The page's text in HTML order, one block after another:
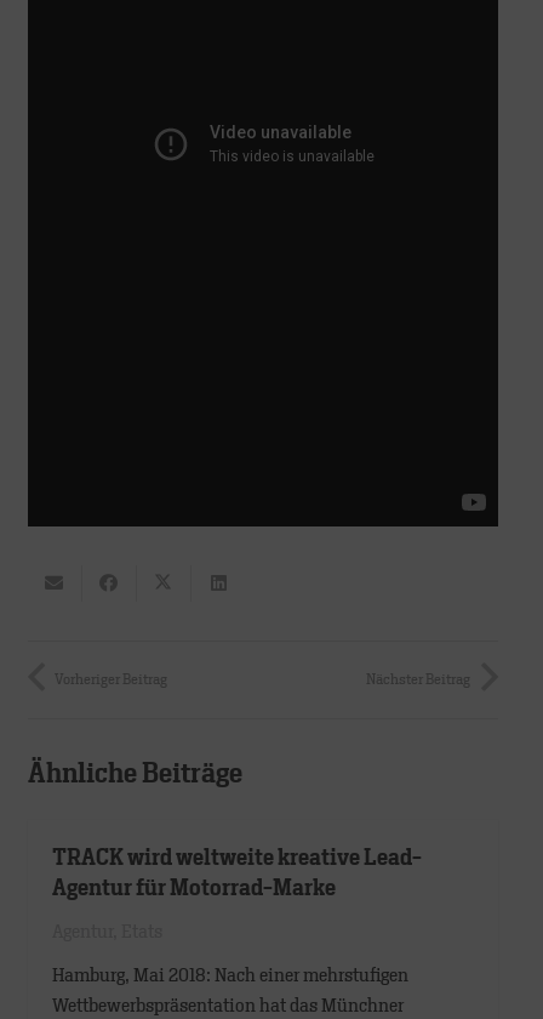
Vorheriger Beitrag Nächster Beitrag
Ähnliche Beiträge
TRACK wird weltweite kreative Lead-
Agentur für Motorrad-Marke
Hamburg, Mai 2018: Nach einer mehrstufigen
Wettbewerbspräsentation hat das Münchner